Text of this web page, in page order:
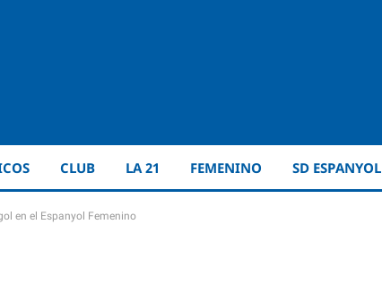
CLUB LA 21 FEMENINO SD ESPANYOL
en el Espanyol Femenino